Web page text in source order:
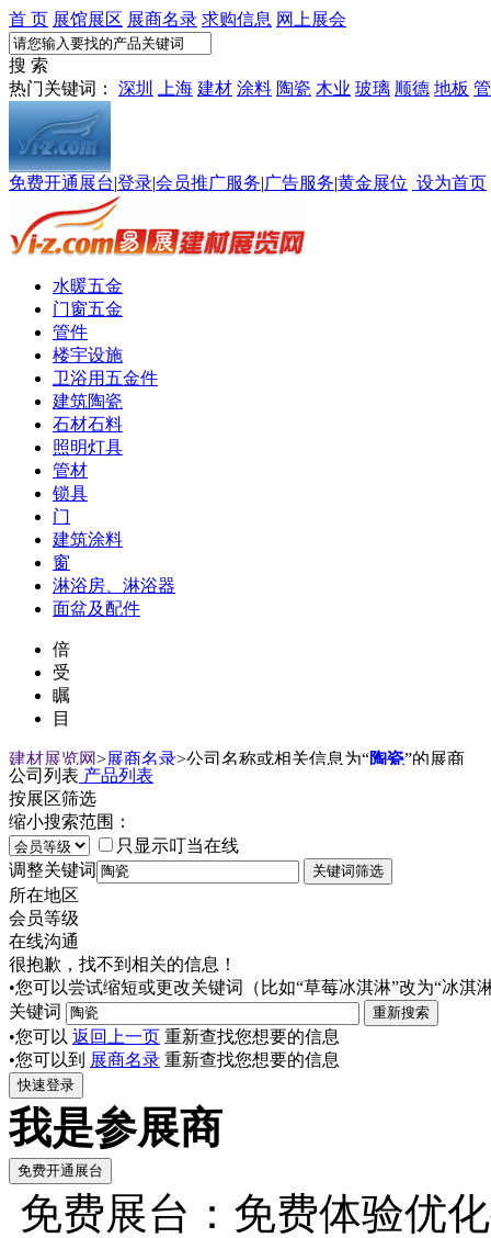
首 页 展馆展区 展商名录 求购信息 网上展会
搜 索
热门关键词： 深圳 上海 建材 涂料 陶瓷 木业 玻璃 顺德 地板
免费开通展台|登录|会员推广服务|广告服务|黄金展位 设为首页
水暖五金
门窗五金
管件
楼宇设施
卫浴用五金件
建筑陶瓷
石材石料
照明灯具
管材
锁具
门
建筑涂料
窗
淋浴房、淋浴器
面盆及配件
倍
受
瞩
目
建材展览网>展商名录>公司名称或相关信息为“陶瓷”的展商
公司列表 产品列表
按展区筛选
缩小搜索范围：
只显示叮当在线
调整关键词
所在地区
会员等级
在线沟通
很抱歉，找不到相关的信息！
•您可以尝试缩短或更改关键词（比如“草莓冰淇淋”改为“冰淇
关键词
•您可以 返回上一页 重新查找您想要的信息
•您可以到 展商名录 重新查找您想要的信息
我是参展商
免费展台：免费体验优